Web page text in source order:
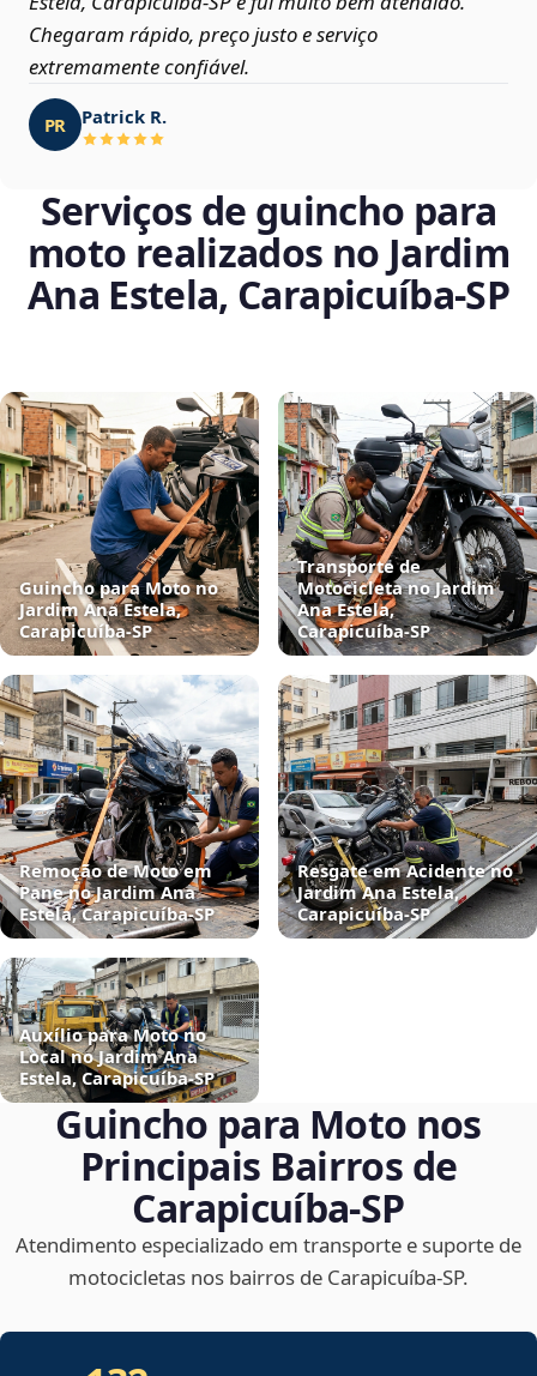
Chegaram rápido, preço justo e serviço
extremamente confiável.
PR Patrick R.
Serviços de guincho para
moto realizados no Jardim
Ana Estela, Carapicuíba‑SP
Guincho para Moto no
Jardim Ana Estela,
Carapicuíba‑SP
Transporte de
Motocicleta no Jardim
Ana Estela,
Carapicuíba‑SP
Remoção de Moto em
Pane no Jardim Ana
Estela, Carapicuíba‑SP
Resgate em Acidente no
Jardim Ana Estela,
Carapicuíba‑SP
Auxílio para Moto no
Local no Jardim Ana
Estela, Carapicuíba‑SP
Guincho para Moto nos
Principais Bairros de
Carapicuíba‑SP
Atendimento especializado em transporte e suporte de
motocicletas nos bairros de Carapicuíba‑SP.